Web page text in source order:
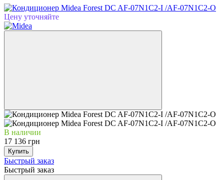
Цену уточняйте
В наличии
17 136 грн
Купить
Быстрый заказ
Быстрый заказ